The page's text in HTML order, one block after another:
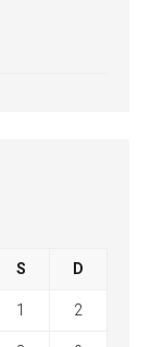
S D
1 2